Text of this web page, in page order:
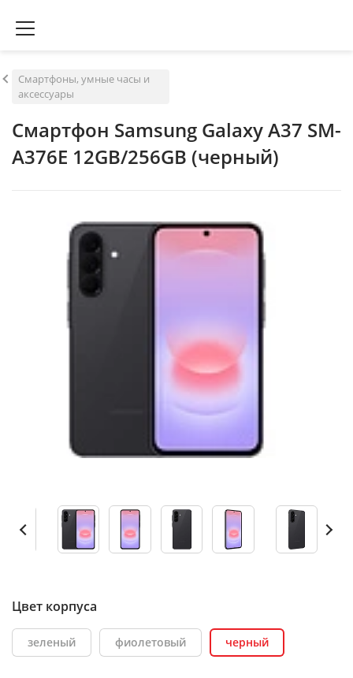
Смартфоны, умные часы и
аксессуары
Смартфон Samsung Galaxy A37 SM-
A376E 12GB/256GB (черный)
Цвет корпуса
зеленый фиолетовый черный